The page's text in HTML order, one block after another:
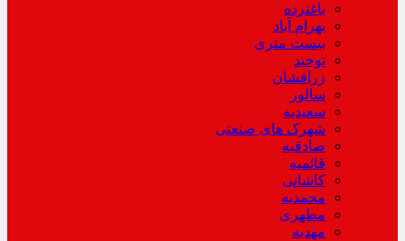
باغنرده
بهرام آباد
بیست متری
توحید
زرافشان
سالور
سعیدیه
شهرک های صنعتی
صادقیه
قائمیه
کاشانی
محمدیه
مطهری
مهدیه